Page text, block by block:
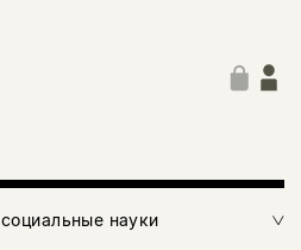
социальные науки